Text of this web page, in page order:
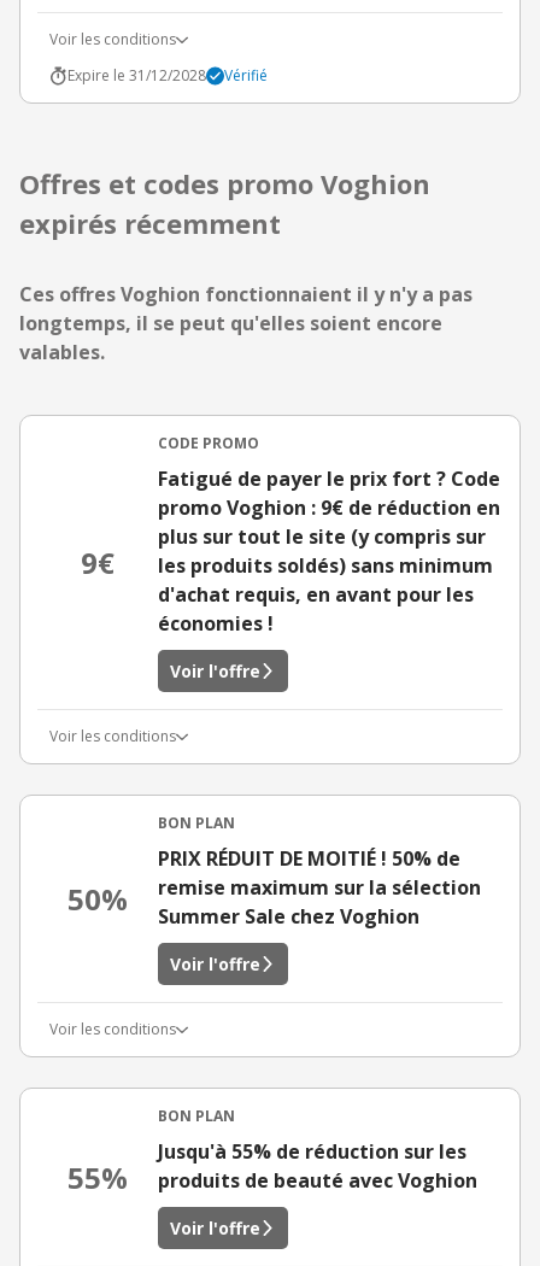
Voir les conditions
Expire le 31/12/2028
Vérifié
Offres et codes promo Voghion
expirés récemment
Ces offres Voghion fonctionnaient il y n'y a pas
longtemps, il se peut qu'elles soient encore
valables.
9€
CODE PROMO
Fatigué de payer le prix fort ? Code
promo Voghion : 9€ de réduction en
plus sur tout le site (y compris sur
les produits soldés) sans minimum
d'achat requis, en avant pour les
économies !
Voir l'offre
Voir les conditions
50%
BON PLAN
PRIX RÉDUIT DE MOITIÉ ! 50% de
remise maximum sur la sélection
Summer Sale chez Voghion
Voir l'offre
Voir les conditions
55%
BON PLAN
Jusqu'à 55% de réduction sur les
produits de beauté avec Voghion
Voir l'offre